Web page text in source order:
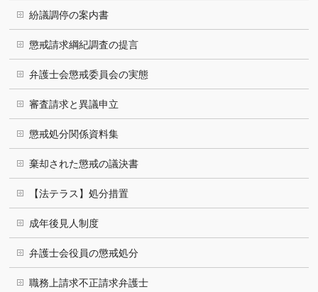
紛議調停の案内書
懲戒請求綱紀調査の提言
弁護士会懲戒委員会の実態
審査請求と異議申立
懲戒処分関係資料集
棄却された懲戒の議決書
【法テラス】処分措置
成年後見人制度
弁護士会役員の懲戒処分
職務上請求不正請求弁護士